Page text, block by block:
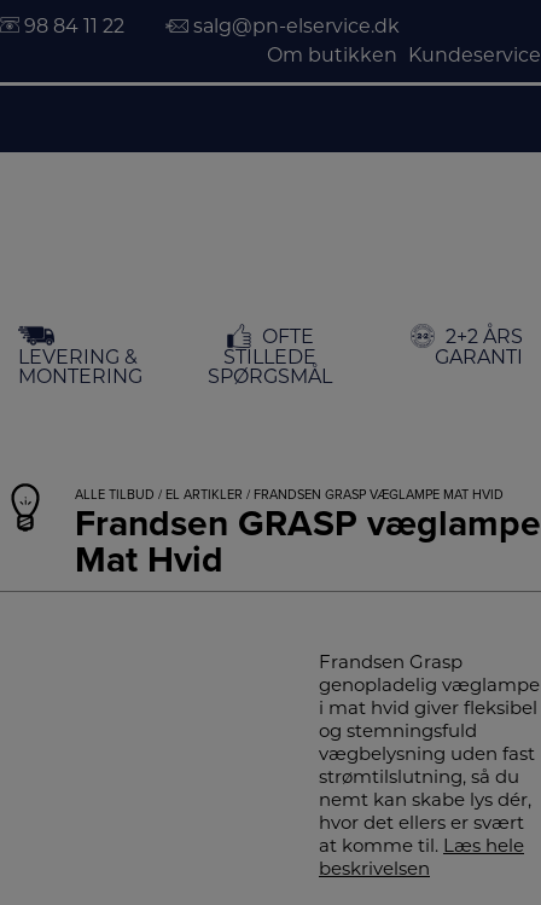
indholdet
98 84 11 22
salg@pn-elservice.dk
Om butikken
Kundeservice
LEVERING &
MONTERING
OFTE
STILLEDE
SPØRGSMÅL
2+2 ÅRS
GARANTI
ALLE TILBUD / EL ARTIKLER / FRANDSEN GRASP VÆGLAMPE MAT HVID
Frandsen GRASP væglampe
Mat Hvid
Frandsen Grasp
genopladelig væglampe
i mat hvid giver fleksibel
og stemningsfuld
vægbelysning uden fast
strømtilslutning, så du
nemt kan skabe lys dér,
hvor det ellers er svært
at komme til. Læs hele
beskrivelsen